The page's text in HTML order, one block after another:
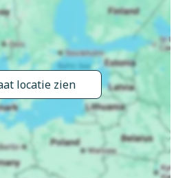
13.Mei. - 05.Okt.).
barbecue. Verwarming
alleen beschikbaar van
lange smalle toegangsweg
op het terrein. Winkel 2.7
1.5 km, zandstrand "Marina
"Montecatini Terme" 26 km.
km. Attracties in de buurt:
Miniato 17 km, San Casciano in Val
48 km, Pisa 60 km.
locatie zien